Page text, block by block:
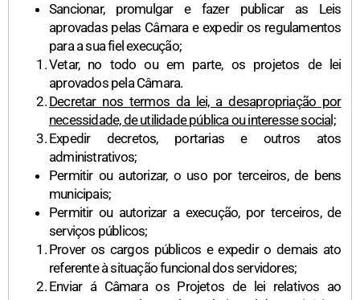
Sancionar, promulgar e fazer publicar as Leis
aprovadas pelas Câmara e expedir os regulamentos
para a sua fiel execução;
Vetar, no todo ou em parte, os projetos de lei
aprovados pela Câmara.
Decretar nos termos da lei, a desapropriação por
necessidade, de utilidade pública ou interesse social;
Expedir decretos, portarias e outros atos
administrativos;
Permitir ou autorizar, o uso por terceiros, de bens
municipais;
Permitir ou autorizar a execução, por terceiros, de
serviços públicos;
Prover os cargos públicos e expedir o demais ato
referente à situação funcional dos servidores;
Enviar á Câmara os Projetos de lei relativos ao